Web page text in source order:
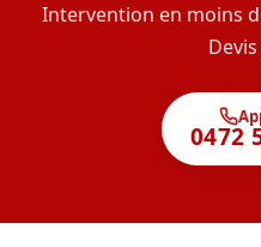
Intervention en moins
0472